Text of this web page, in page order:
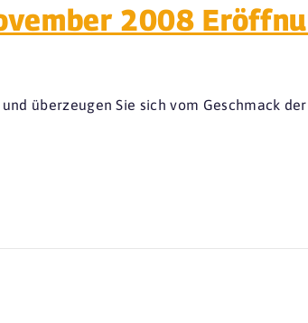
2008
überzeugen Sie sich vom Geschmack